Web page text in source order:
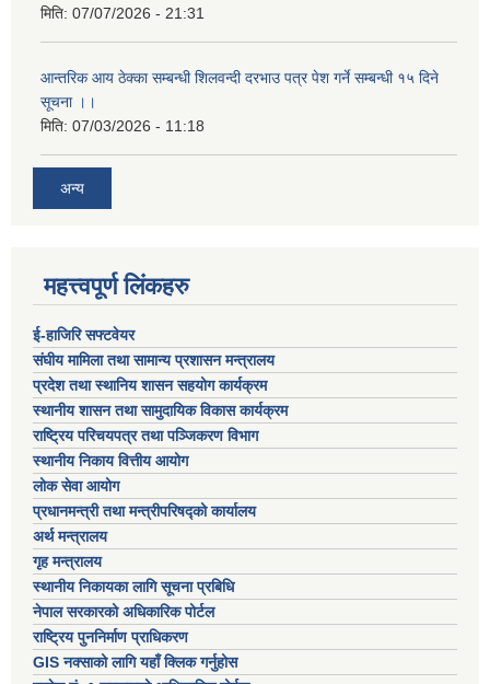
मिति: 07/07/2026 - 21:31
आन्तरिक आय ठेक्का सम्बन्धी शिलवन्दी दरभाउ पत्र पेश गर्ने सम्बन्धी १५ दिने
सूचना ।।
मिति: 07/03/2026 - 11:18
अन्य
महत्त्वपूर्ण लिंकहरु
ई-हाजिरि सफ्टवेयर
संघीय मामिला तथा सामान्य प्रशासन मन्त्रालय
प्रदेश तथा स्थानिय शासन सहयोग कार्यक्रम
स्थानीय शासन तथा सामुदायिक विकास कार्यक्रम
राष्ट्रिय परिचयपत्र तथा पञ्जिकरण विभाग
स्थानीय निकाय वित्तीय आयोग
लोक सेवा आयोग
प्रधानमन्त्री तथा मन्त्रीपरिषद्को कार्यालय
अर्थ मन्त्रालय
गृह मन्त्रालय
स्थानीय निकायका लागि सूचना प्रबिधि
नेपाल सरकारको अधिकारिक पोर्टल
राष्ट्रिय पुननिर्माण प्राधिकरण
GIS नक्साको लागि यहाँ क्लिक गर्नुहोस